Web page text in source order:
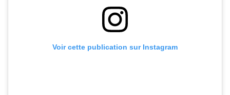
Voir cette publication sur Instagram